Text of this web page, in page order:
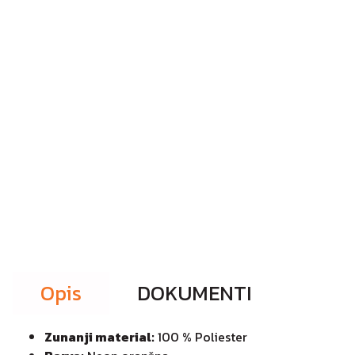
Opis DOKUMENTI
Zunanji material:100 % Poliester